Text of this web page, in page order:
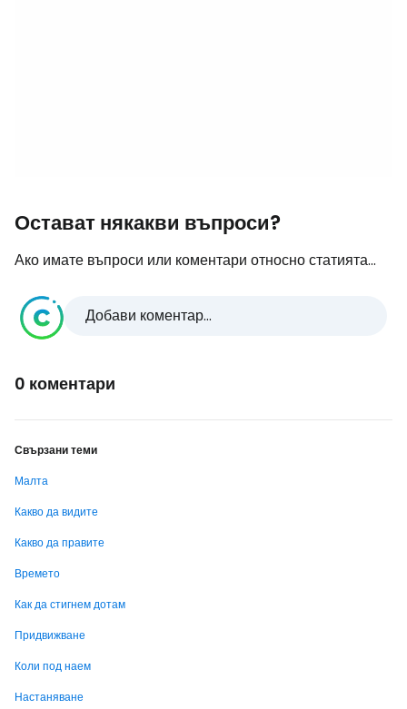
Остават някакви въпроси?
Ако имате въпроси или коментари относно статията...
Добави коментар...
0 коментари
Свързани теми
Малта
Какво да видите
Какво да правите
Времето
Как да стигнем дотам
Придвижване
Коли под наем
Настаняване